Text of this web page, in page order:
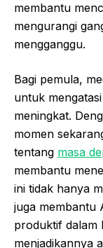
membantu
mengurangi
mengganggu.
Bagi pemula,
untuk
meningkat.
momen
tentang masa
membantu
ini tidak hanya
juga membantu
produktif dalam
menjadikannya